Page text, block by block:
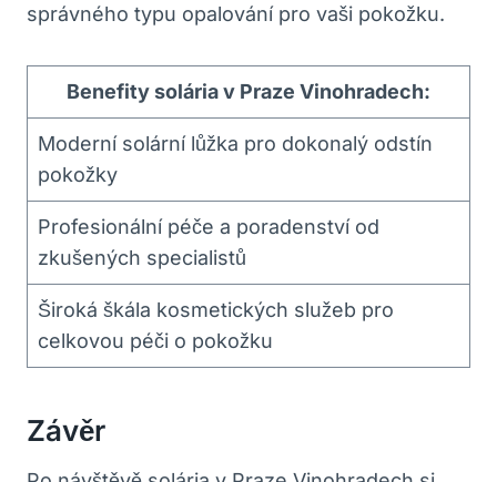
správného typu opalování‍ pro vaši ⁣pokožku.
Benefity solária v⁤ Praze Vinohradech:
Moderní solární lůžka pro dokonalý odstín
pokožky
Profesionální péče a poradenství od
zkušených​ specialistů
Široká ⁣škála kosmetických služeb ​pro
celkovou péči o pokožku
Závěr